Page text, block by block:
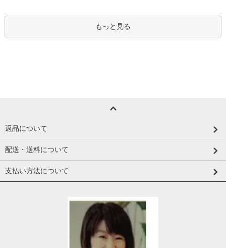
もっと見る
返品について
配送・送料について
支払い方法について